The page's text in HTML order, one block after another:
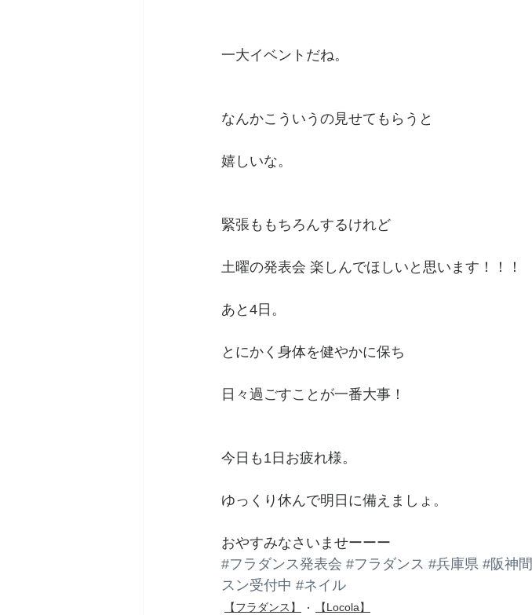
一大イベントだね。
なんかこういうの見せてもらうと
嬉しいな。
緊張ももちろんするけれど
土曜の発表会 楽しんでほしいと思います！！！
あと4日。
とにかく身体を健やかに保ち
日々過ごすことが一番大事！
今日も1日お疲れ様。
ゆっくり休んで明日に備えましょ。
おやすみなさいませーーー
#フラダンス発表会 #フラダンス #兵庫県 #阪神間
スン受付中 #ネイル
【フラダンス】 【Locola】